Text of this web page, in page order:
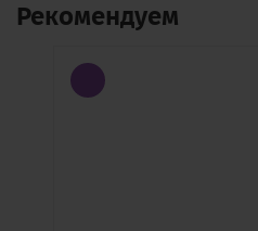
Рекомендуем